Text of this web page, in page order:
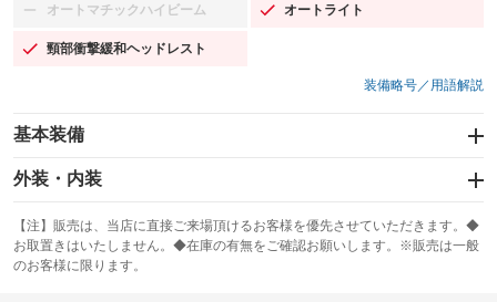
オートマチックハイビーム
：装備なし オートライト
：装備あり
頸部衝撃緩和ヘッドレスト
：装備あり
装備略号／用語解説
基本装備
エアバッグ：運転席/助手席
：装備あり
：装備なし
サンルーフ
：装備なし ABS
外装・内装
カーナビ
：装備なし
TV
：装備なし
【注】販売は、当店に直接ご来場頂けるお客様を優先させていただきます。◆
お取置きはいたしません。◆在庫の有無をご確認お願いします。※販売は一般
のお客様に限ります。